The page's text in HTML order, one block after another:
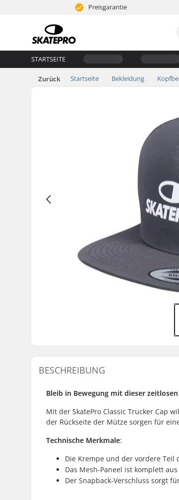
Preisgarantie
STARTSEITE
Zurück Startseite Bekleidung
BESCHREIBUNG
Bleib in Bewegung mit dieser
Mit der SkatePro Classic Trucker Cap
der Rückseite der Mütze sorgen für
Technische Merkmale:
Die Krempe und der vordere Teil
Das Mesh-Paneel ist komplett
Der Snapback-Verschluss sorgt